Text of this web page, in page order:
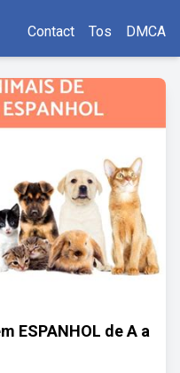
Contact Tos DMCA
ESPANHOL de A a